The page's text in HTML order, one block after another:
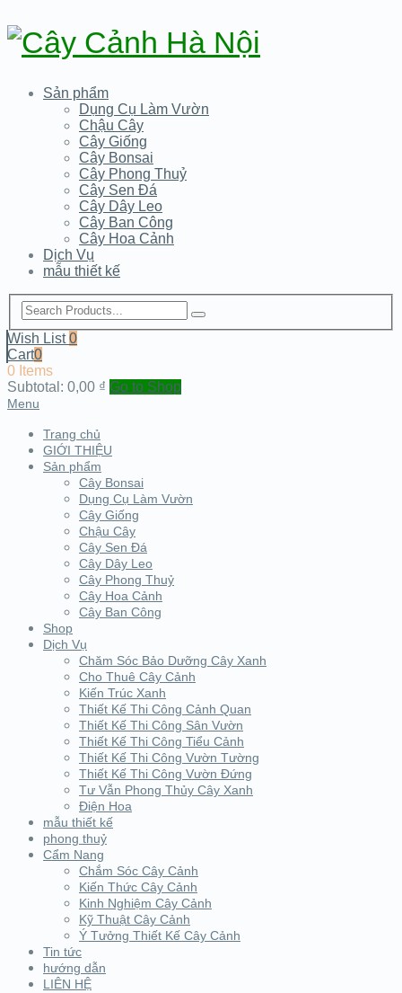
Sản phẩm
Dụng Cụ Làm Vườn
Chậu Cây
Cây Giống
Cây Bonsai
Cây Phong Thuỷ
Cây Sen Đá
Cây Dây Leo
Cây Ban Công
Cây Hoa Cảnh
Dịch Vụ
mẫu thiết kế
Wish List0
Cart0
0 Items
Subtotal: 0,00 ₫ Go to Shop
Menu
Trang chủ
GIỚI THIỆU
Sản phẩm
Cây Bonsai
Dụng Cụ Làm Vườn
Cây Giống
Chậu Cây
Cây Sen Đá
Cây Dây Leo
Cây Phong Thuỷ
Cây Hoa Cảnh
Cây Ban Công
Shop
Dịch Vụ
Chăm Sóc Bảo Dưỡng Cây Xanh
Cho Thuê Cây Cảnh
Kiến Trúc Xanh
Thiết Kế Thi Công Cảnh Quan
Thiết Kế Thi Công Sân Vườn
Thiết Kế Thi Công Tiểu Cảnh
Thiết Kế Thi Công Vườn Tường
Thiết Kế Thi Công Vườn Đứng
Tư Vẫn Phong Thủy Cây Xanh
Điện Hoa
mẫu thiết kế
phong thuỷ
Cẩm Nang
Chắm Sóc Cây Cảnh
Kiến Thức Cây Cảnh
Kinh Nghiệm Cây Cảnh
Kỹ Thuật Cây Cảnh
Ý Tưởng Thiết Kế Cây Cảnh
Tin tức
hướng dẫn
LIÊN HỆ